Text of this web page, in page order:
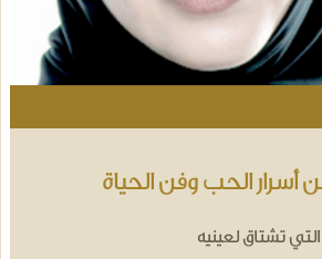
أسرار الحب وفن الحياة
التي تشتاق لعينيه